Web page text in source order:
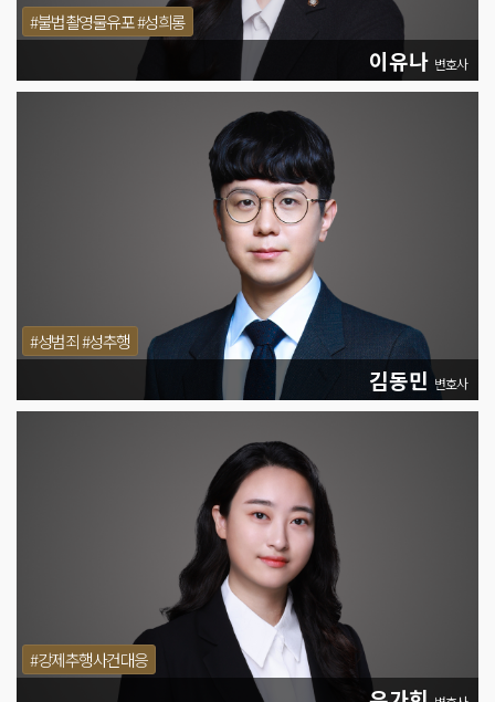
#불법촬영물유포 #성희롱
이유나 변호사
#성범죄 #성추행
김동민 변호사
#강제추행사건대응